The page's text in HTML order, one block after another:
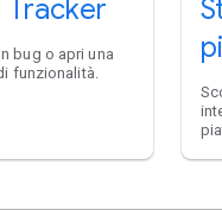
Tracker
bug o apri una
funzionalità.